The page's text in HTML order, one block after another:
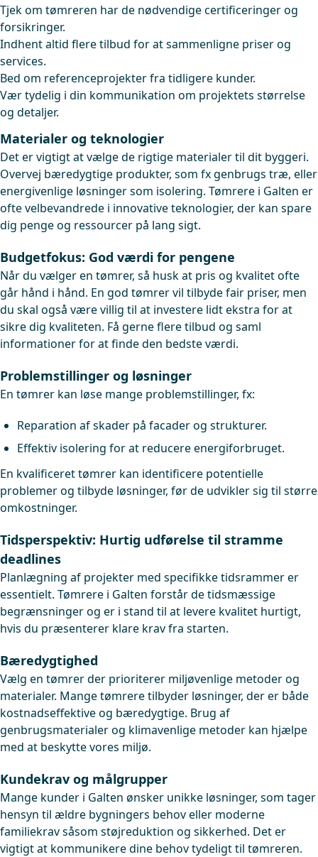
Tjek om tømreren har de nødvendige certificeringer og
forsikringer.
Indhent altid flere tilbud for at sammenligne priser og
services.
Bed om referenceprojekter fra tidligere kunder.
Vær tydelig i din kommunikation om projektets størrelse
og detaljer.
Materialer og teknologier
Det er vigtigt at vælge de rigtige materialer til dit byggeri.
Overvej bæredygtige produkter, som fx genbrugs træ, eller
energivenlige løsninger som isolering. Tømrere i Galten er
ofte velbevandrede i innovative teknologier, der kan spare
dig penge og ressourcer på lang sigt.
Budgetfokus: God værdi for pengene
Når du vælger en tømrer, så husk at pris og kvalitet ofte
går hånd i hånd. En god tømrer vil tilbyde fair priser, men
du skal også være villig til at investere lidt ekstra for at
sikre dig kvaliteten. Få gerne flere tilbud og saml
informationer for at finde den bedste værdi.
Problemstillinger og løsninger
En tømrer kan løse mange problemstillinger, fx:
Reparation af skader på facader og strukturer.
Effektiv isolering for at reducere energiforbruget.
En kvalificeret tømrer kan identificere potentielle
problemer og tilbyde løsninger, før de udvikler sig til større
omkostninger.
Tidsperspektiv: Hurtig udførelse til stramme
deadlines
Planlægning af projekter med specifikke tidsrammer er
essentielt. Tømrere i Galten forstår de tidsmæssige
begrænsninger og er i stand til at levere kvalitet hurtigt,
hvis du præsenterer klare krav fra starten.
Bæredygtighed
Vælg en tømrer der prioriterer miljøvenlige metoder og
materialer. Mange tømrere tilbyder løsninger, der er både
kostnadseffektive og bæredygtige. Brug af
genbrugsmaterialer og klimavenlige metoder kan hjælpe
med at beskytte vores miljø.
Kundekrav og målgrupper
Mange kunder i Galten ønsker unikke løsninger, som tager
hensyn til ældre bygningers behov eller moderne
familiekrav såsom støjreduktion og sikkerhed. Det er
vigtigt at kommunikere dine behov tydeligt til tømreren.